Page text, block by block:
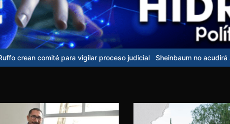
para vigilar proceso judicial Sheinbaum no acudirá a toma de